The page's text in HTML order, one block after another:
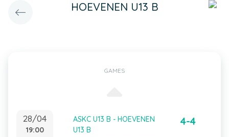
HOEVENEN U13 B
GAMES
28/04
19:00
ASKC U13 B - HOEVENEN
U13 B
4-4